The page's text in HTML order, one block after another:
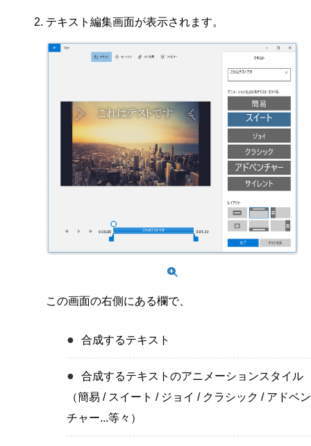
テキスト編集画面が表示されます。
この画面の右側にある欄で、
合成するテキスト
合成するテキストのアニメーションスタイル
（簡易 / スイート / ジョイ / クラシック / アドベン
チャー...等々）